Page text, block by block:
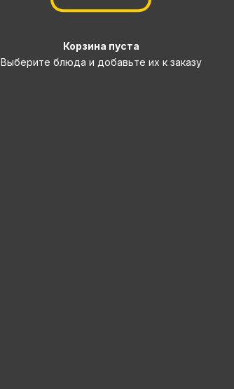
Корзина пуста
Выберите блюда и добавьте их к заказу